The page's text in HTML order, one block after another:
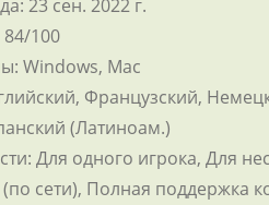
23 сен. 2022 г.
100
Windows, Mac
Французский,
(Латиноам.)
Для одного игрока, Для
сети), Полная поддержка